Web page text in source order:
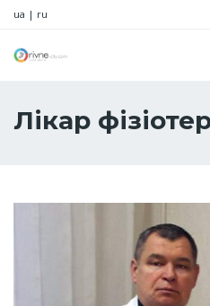
ua | ru
Лікар